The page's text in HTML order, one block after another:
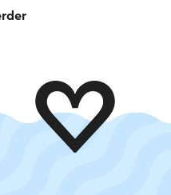
(reserveren
onvergetelijke dag
PonBike, Veloretti,